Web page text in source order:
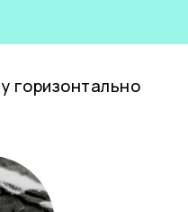
горизонтально